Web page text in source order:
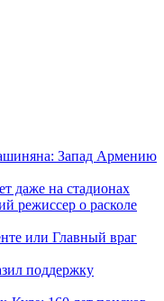
Запад Армению
даже на стадионах
режиссер о расколе
или Главный враг
поддержку